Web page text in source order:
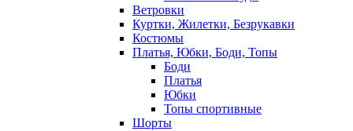
Ветровки
Куртки, Жилетки, Безрукавки
Костюмы
Платья, Юбки, Боди, Топы
Боди
Платья
Юбки
Топы спортивные
Шорты